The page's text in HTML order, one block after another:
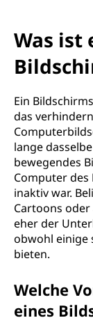
Was ist
Ein
das
lange
bewegendes
Computer des
inaktiv war.
Cartoons
eher der
obwohl einige
bieten.
Welche
eines